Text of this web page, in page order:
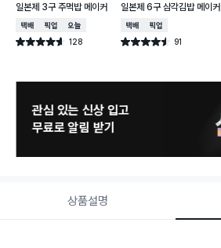
일본제 3구 주먹밥 메이커
택배배송매장픽업오늘배송
별점 4.6점 128
건 작성
일본제 6구 삼각김밥 메이커
택배배송매장픽업
별점 4.5점 91
건 작성
관심 있는 신상 입고
무료로 알림 받기
상품설명